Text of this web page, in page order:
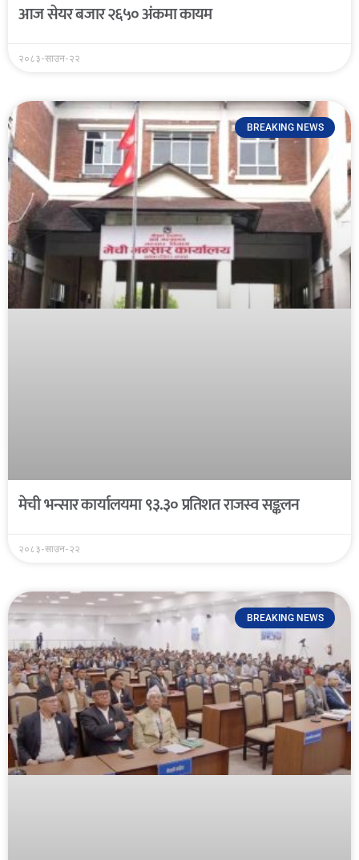
आज सेयर बजार २६५० अंकमा कायम
२०८३-साउन-२२
BREAKING NEWS
मेची भन्सार कार्यालयमा ९३.३० प्रतिशत राजस्व सङ्कलन
२०८३-साउन-२२
BREAKING NEWS